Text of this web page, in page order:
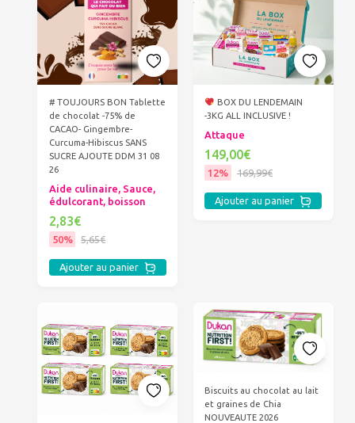
# TOUJOURS BON Tablette
de chocolat -75% de
CACAO- Gingembre-
Curcuma-Hibiscus SANS
SUCRE AJOUTE DDM 31 08
26
Aide culinaire, Sauce,
édulcorant, boisson
2,83€
50% 5,65€
Ajouter au panier
BOX DU LENDEMAIN
-3KG ALL INCLUSIVE !
Attaque
149,00€
12% 169,99€
Ajouter au panier
Biscuits au chocolat au lait
et graines de Chia
NOUVEAUTE 2026